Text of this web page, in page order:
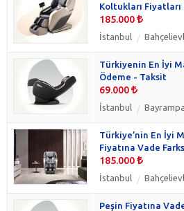
Koltukları
185.000
İstanbul
Türkiyenin En İyi
Ödeme - Taksit
69.000
İstanbul
Türkiye’nin En İyi
Fiyatına Vade
185.000
İstanbul
Peşin Fiyatına